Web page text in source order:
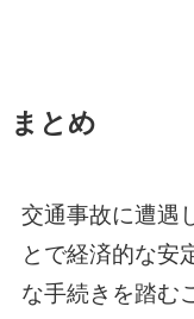
まとめ
交通事故に遭遇
とで経済的な安
な手続きを踏む